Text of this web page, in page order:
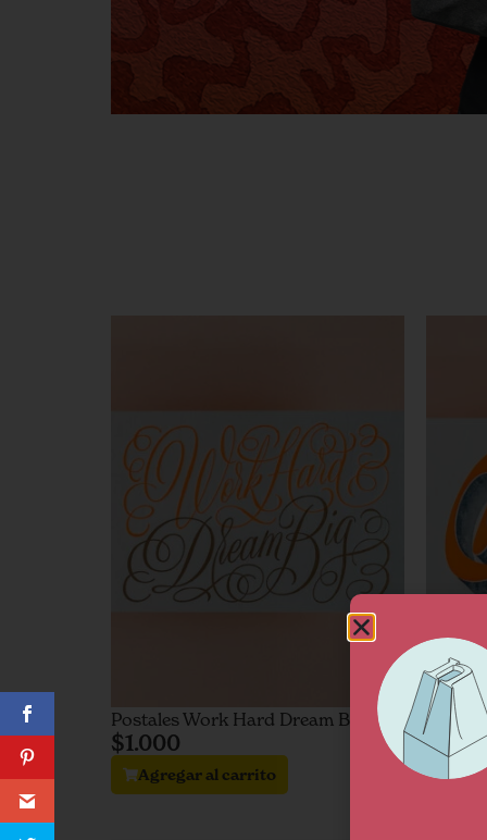
Postales Work Hard Dream Big
$1.000
Agregar al carrito
$